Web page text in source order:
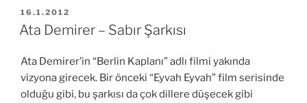
YAYIM
TARIHI
16.1.2012
Ata Demirer – Sabır Şarkısı
Ata Demirer’in “Berlin Kaplanı” adlı filmi yakında
vizyona girecek. Bir önceki “Eyvah Eyvah” film serisinde
olduğu gibi, bu şarkısı da çok dillere düşecek gibi